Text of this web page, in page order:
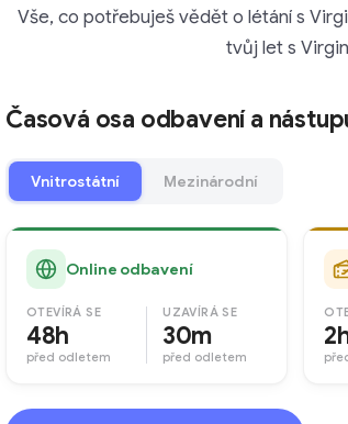
Vše, co potřebuješ vědět o létání s
tvůj let s
Časová osa odbavení a
Vnitrostátní Mezinárodní
Online odbavení
OTEVÍRÁ SE
48h
před odletem
UZAVÍRÁ SE
30m
před odletem